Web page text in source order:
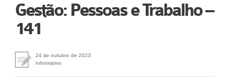
Abrangência
Contribuição Sindical 2026
Prestação de Contas
Central de Comunicação
Gestão: Pessoas e Trabalho –
141
24 de outubro de 2023
Informativo